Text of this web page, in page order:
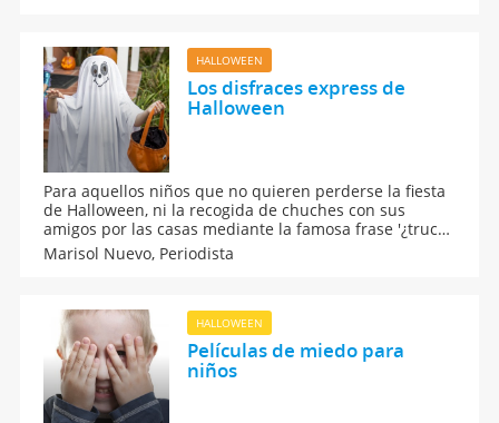
HALLOWEEN
Los disfraces express de
Halloween
Para aquellos niños que no quieren perderse la fiesta
de Halloween, ni la recogida de chuches con sus
amigos por las casas mediante la famosa frase '¿truco
o trato?', pero que no han preparado su disfraz de
Halloween, les contamos cómo elegir uno y hacerlo en
Marisol Nuevo, Periodista
HALLOWEEN
Películas de miedo para
niños